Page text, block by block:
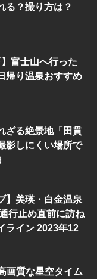
る？撮り方は？
】富士山へ行った
帰り温泉おすすめ
ざる絶景地「田貫
影しにくい場所で
】美瑛・白金温泉
行止め直前に訪ね
ライン 2023年12
画質な星空タイム